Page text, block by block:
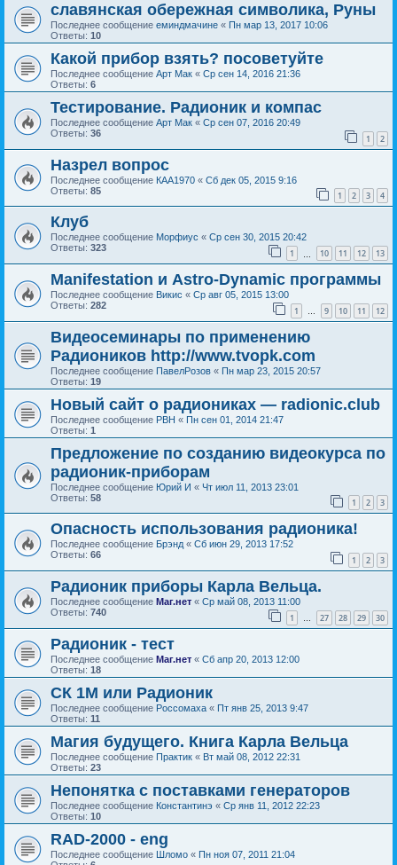
славянская обережная символика, Руны
Последнее сообщение еминдмачине « Пн мар 13, 2017 10:06
Ответы: 10
Какой прибор взять? посоветуйте
Последнее сообщение Арт Мак « Ср сен 14, 2016 21:36
Ответы: 6
Тестирование. Радионик и компас
Последнее сообщение Арт Мак « Ср сен 07, 2016 20:49
Ответы: 36 1 2
Назрел вопрос
Последнее сообщение КАА1970 « Сб дек 05, 2015 9:16
Ответы: 85 1 2 3 4
Клуб
Последнее сообщение Морфиус « Ср сен 30, 2015 20:42
Ответы: 323 1 10 11 12 13
Manifestation и Astro-Dynamic программы
Последнее сообщение Викис « Ср авг 05, 2015 13:00
Ответы: 282 1 … 9 10 11 12
Видеосеминары по применению
Радиоников http://www.tvopk.com
Последнее сообщение ПавелРозов « Пн мар 23, 2015 20:57
Ответы: 19
Новый сайт о радиониках — radionic.club
Последнее сообщение РВН « Пн сен 01, 2014 21:47
Ответы: 1
Предложение по созданию видеокурса по
радионик-приборам
Последнее сообщение Юрий И « Чт июл 11, 2013 23:01
Ответы: 58 1 2 3
Опасность использования радионика!
Последнее сообщение Брэнд « Сб июн 29, 2013 17:52
Ответы: 66 1 2 3
Радионик приборы Карла Вельца.
Последнее сообщение Маг.нет « Ср май 08, 2013 11:00
Ответы: 740 1 … 27 28 29 30
Радионик - тест
Последнее сообщение Маг.нет « Сб апр 20, 2013 12:00
Ответы: 18
СК 1М или Радионик
Последнее сообщение Россомаха « Пт янв 25, 2013 9:47
Ответы: 11
Магия будущего. Книга Карла Вельца
Последнее сообщение Практик « Вт май 08, 2012 22:31
Ответы: 23
Непонятка с поставками генераторов
Последнее сообщение Константинэ « Ср янв 11, 2012 22:23
Ответы: 10
RAD-2000 - eng
Последнее сообщение Шломо « Пн ноя 07, 2011 21:04